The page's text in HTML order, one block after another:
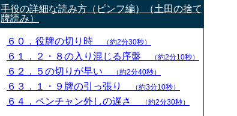
手役の詳細な読み方（ピンフ編）（土田の捨て
牌読み）
６０．役牌の切り時 （約2分30秒）
６１．２・８の入り混じる序盤 （約2分10秒）
６２．５の切りが早い （約2分40秒）
６３．１・９牌の引っ張り （約3分10秒）
６４．ペンチャン外しの遅さ （約2分30秒）